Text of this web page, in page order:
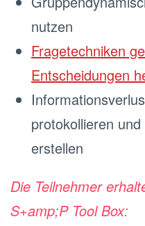
nutzen
Fragetechniken
Entscheidungen
protokollieren
erstellen
Die Teilnehmer
S+amp;P Tool Box: